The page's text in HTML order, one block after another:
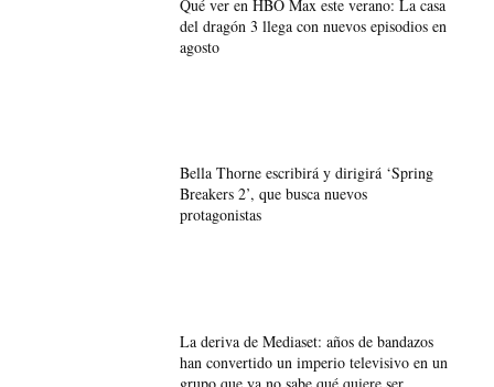
Qué ver en HBO Max este verano: La casa
del dragón 3 llega con nuevos episodios en
agosto
Bella Thorne escribirá y dirigirá ‘Spring
Breakers 2’, que busca nuevos
protagonistas
La deriva de Mediaset: años de bandazos
han convertido un imperio televisivo en un